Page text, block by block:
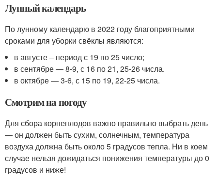
Лунный календарь
По лунному календарю в 2022 году благоприятными
сроками для уборки свёклы являются:
в августе – период с 19 по 25 число;
в сентябре — 8-9, с 16 по 21, 25-26 числа.
в октябре — 3-6, с 15 по 19, 22-25 числа.
Смотрим на погоду
Для сбора корнеплодов важно правильно выбрать день
— он должен быть сухим, солнечным, температура
воздуха должна быть около 5 градусов тепла. Ни в коем
случае нельзя дожидаться понижения температуры до 0
градусов и ниже!